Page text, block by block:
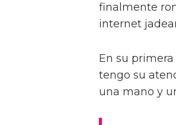
finalmente
internet
En su
tengo su
una mano y